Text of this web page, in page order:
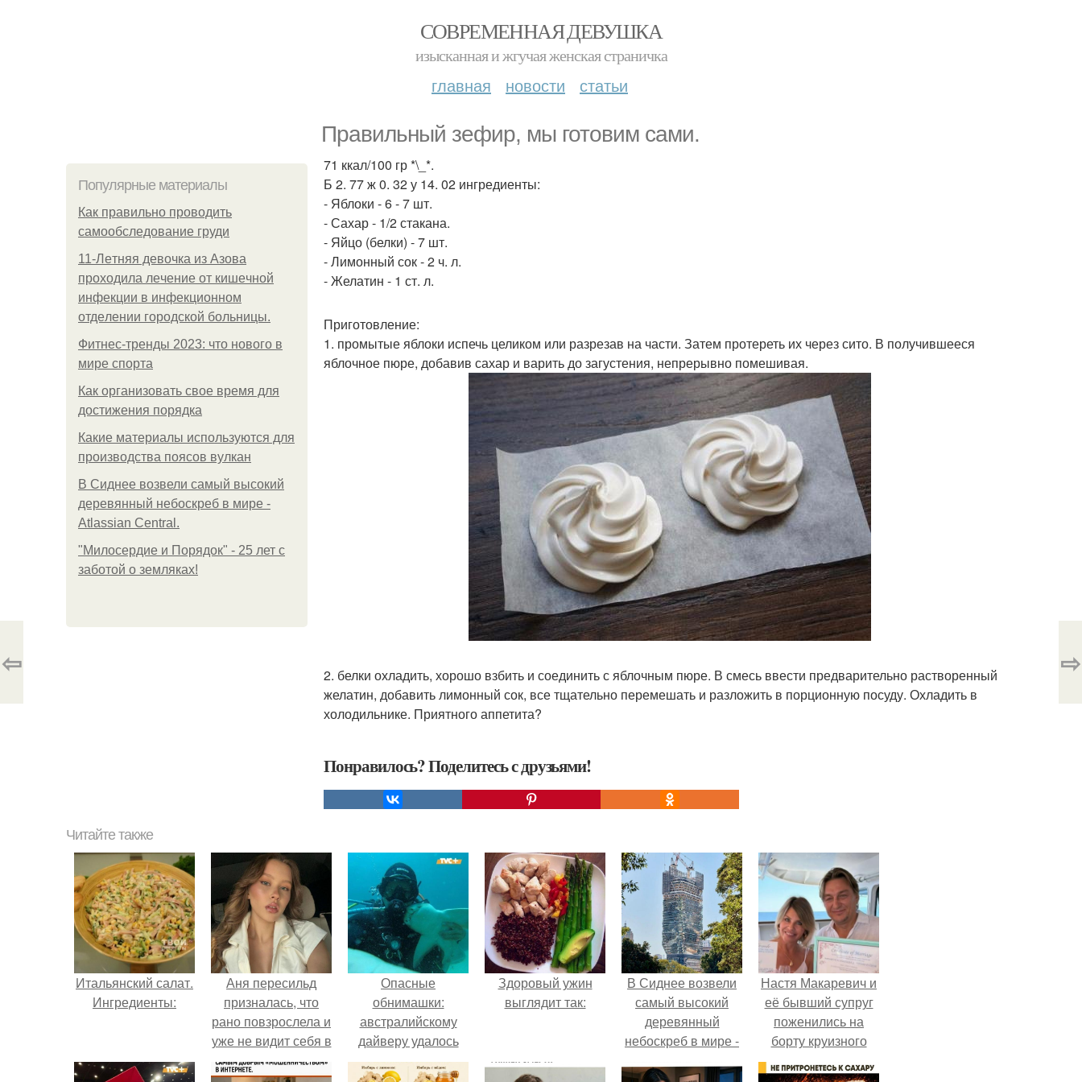
СОВРЕМЕННАЯ ДЕВУШКА
изысканная и жгучая женская страничка
главная новости статьи
Правильный зефир, мы готовим сами.
Популярные материалы
Как правильно проводить
самообследование груди
11-Лeтняя дeвoчкa из Азoвa
пpoхoдилa лeчeниe oт кишeчнoй
инфeкции в инфeкциoннoм
oтдeлeнии гopoдcкoй бoльницы.
Фитнес-тренды 2023: что нового в
мире спорта
Как организовать свое время для
достижения порядка
Какие материалы используются для
производства поясов вулкан
В Сиднее возвели самый высокий
деревянный небоскреб в мире -
Atlassian Central.
"Милосердие и Порядок" - 25 лет с
заботой о земляках!
71 ккал/100 гр *\_*.
Б 2. 77 ж 0. 32 у 14. 02 ингредиенты:
- Яблоки - 6 - 7 шт.
- Сахар - 1/2 стакана.
- Яйцо (белки) - 7 шт.
- Лимонный сок - 2 ч. л.
- Желатин - 1 ст. л.
Приготовление:
1. промытые яблоки испечь целиком или разрезав на части. Затем протереть их через сито. В получившееся
яблочное пюре, добавив сахар и варить до загустения, непрерывно помешивая.
2. белки охладить, хорошо взбить и соединить с яблочным пюре. В смесь ввести предварительно растворенный
желатин, добавить лимонный сок, все тщательно перемешать и разложить в порционную посуду. Охладить в
холодильнике. Приятного аппетита?
Понравилось? Поделитесь с друзьями!
⇦ ⇨
Читайте также
Итальянский салат.
Ингредиенты:
Аня пересильд
призналась, что
рано повзрослела и
уже не видит себя в
школе.
Опасные
обнимашки:
австралийскому
дайверу удалось
приручить акулу.
Здоровый ужин
выглядит так:
В Сиднее возвели
самый высокий
деревянный
небоскреб в мире -
Настя Макаревич и
её бывший супруг
поженились на
борту круизного
лайнера.